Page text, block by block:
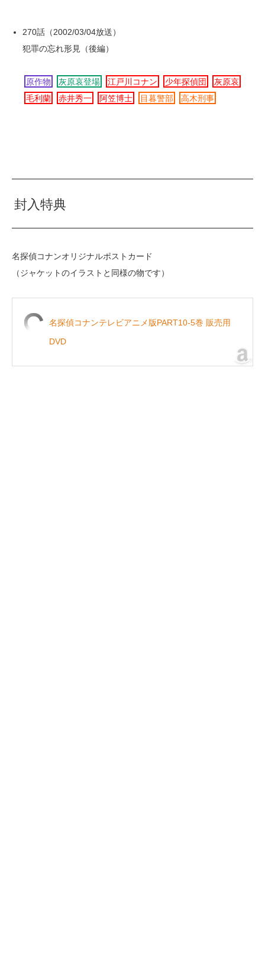
270話（2002/03/04放送）
犯罪の忘れ形見（後編）
原作物 灰原哀登場 江戸川コナン 少年探偵団
灰原哀
毛利蘭
赤井秀一 阿笠博士 目暮警部 高木刑事
封入特典
名探偵コナンオリジナルポストカード
（ジャケットのイラストと同様の物です）
名探偵コナンテレビアニメ版PART10-5巻 販売用
DVD